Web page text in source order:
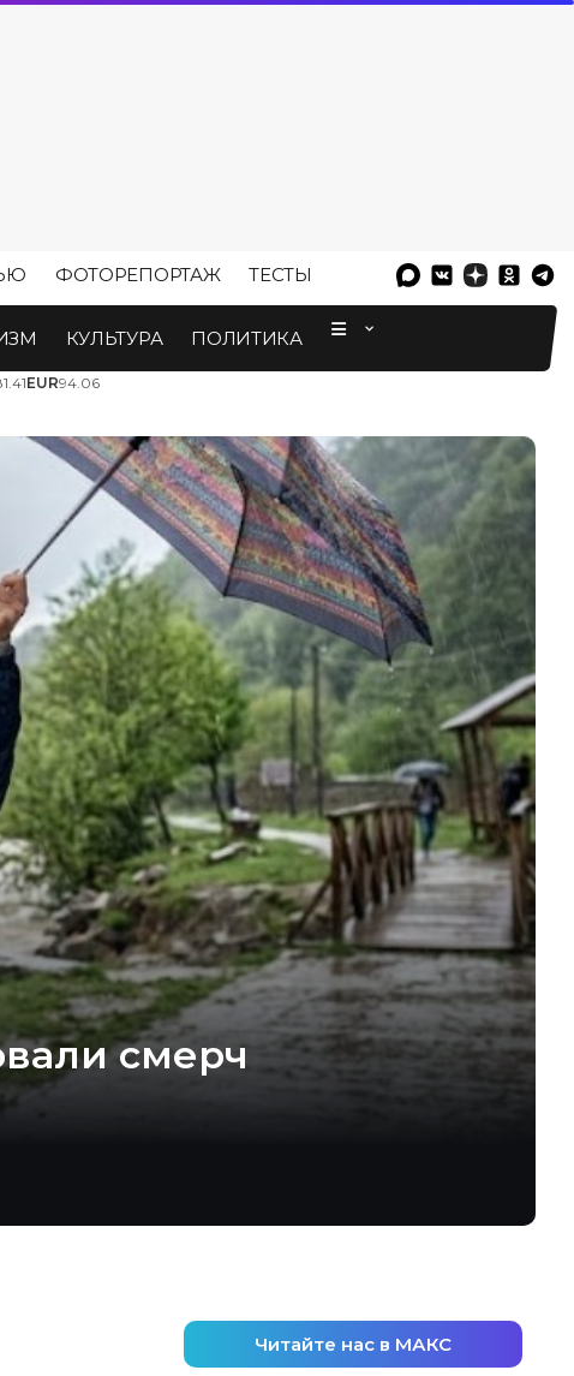
ФОТОРЕПОРТАЖ ТЕСТЫ
КУЛЬТУРА ПОЛИТИКА
EUR94.06
смерч
Читайте нас в МАКС